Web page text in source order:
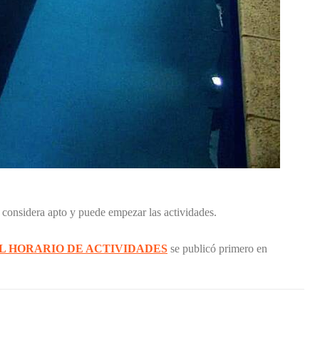
apto y puede empezar las actividades.
HORARIO DE ACTIVIDADES se publicó primero en